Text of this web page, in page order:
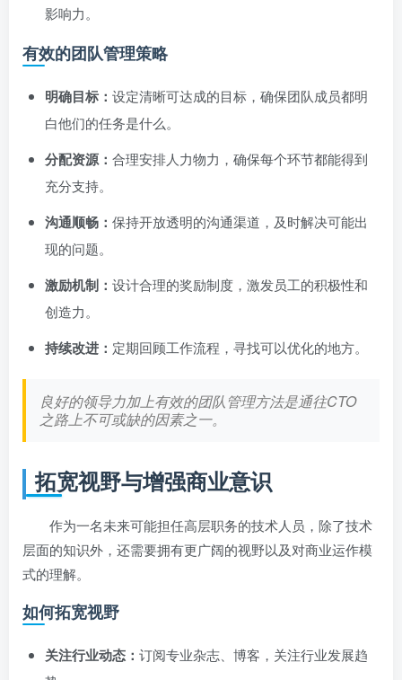
影响力。
有效的团队管理策略
明确目标： 设定清晰可达成的目标，确保团队成员都明
白他们的任务是什么。
分配资源： 合理安排人力物力，确保每个环节都能得到
充分支持。
沟通顺畅： 保持开放透明的沟通渠道，及时解决可能出
现的问题。
激励机制： 设计合理的奖励制度，激发员工的积极性和
创造力。
持续改进： 定期回顾工作流程，寻找可以优化的地方。
良好的领导力加上有效的团队管理方法是通往CTO
之路上不可或缺的因素之一。
拓宽视野与增强商业意识
作为一名未来可能担任高层职务的技术人员，除了技术
层面的知识外，还需要拥有更广阔的视野以及对商业运作模
式的理解。
如何拓宽视野
关注行业动态： 订阅专业杂志、博客，关注行业发展趋